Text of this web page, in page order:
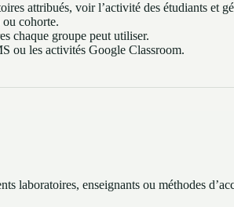
attribués, voir l’activité des étudiants et
ou cohorte.
chaque groupe peut utiliser.
ou les activités Google Classroom.
laboratoires, enseignants ou méthodes